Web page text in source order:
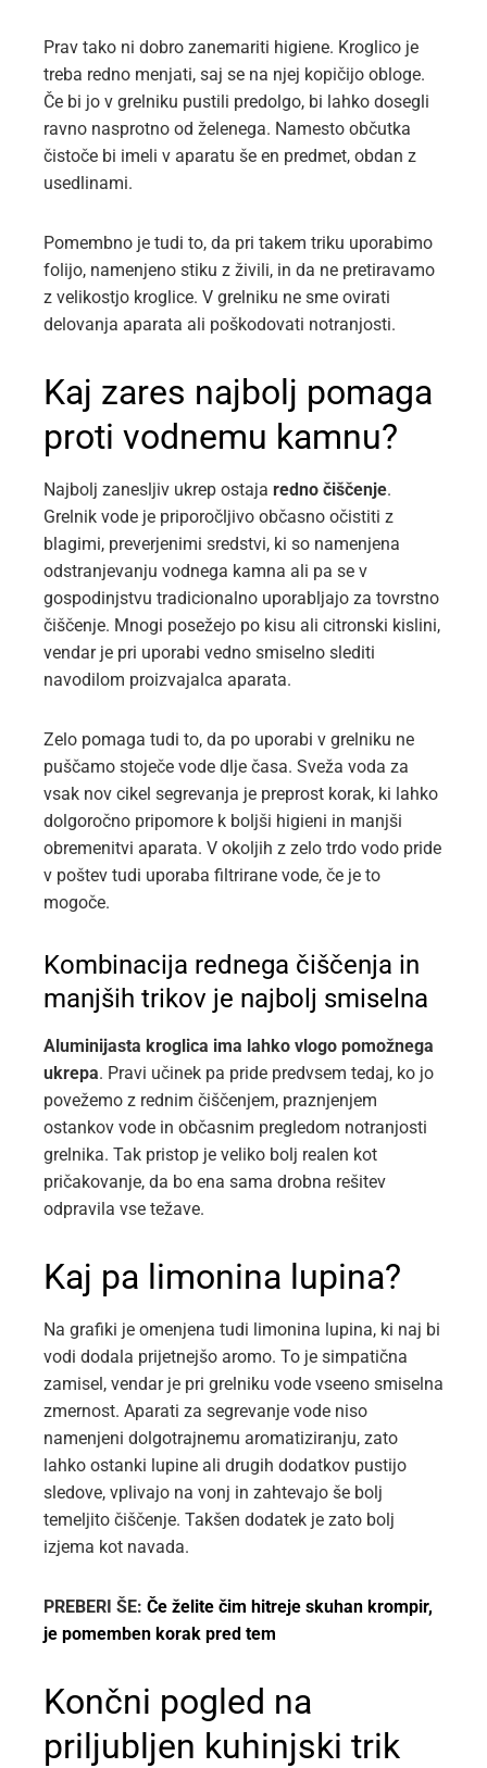
Prav tako ni dobro zanemariti higiene. Kroglico je
treba redno menjati, saj se na njej kopičijo obloge.
Če bi jo v grelniku pustili predolgo, bi lahko dosegli
ravno nasprotno od želenega. Namesto občutka
čistoče bi imeli v aparatu še en predmet, obdan z
usedlinami.
Pomembno je tudi to, da pri takem triku uporabimo
folijo, namenjeno stiku z živili, in da ne pretiravamo
z velikostjo kroglice. V grelniku ne sme ovirati
delovanja aparata ali poškodovati notranjosti.
Kaj zares najbolj pomaga
proti vodnemu kamnu?
Najbolj zanesljiv ukrep ostaja redno čiščenje.
Grelnik vode je priporočljivo občasno očistiti z
blagimi, preverjenimi sredstvi, ki so namenjena
odstranjevanju vodnega kamna ali pa se v
gospodinjstvu tradicionalno uporabljajo za tovrstno
čiščenje. Mnogi posežejo po kisu ali citronski kislini,
vendar je pri uporabi vedno smiselno slediti
navodilom proizvajalca aparata.
Zelo pomaga tudi to, da po uporabi v grelniku ne
puščamo stoječe vode dlje časa. Sveža voda za
vsak nov cikel segrevanja je preprost korak, ki lahko
dolgoročno pripomore k boljši higieni in manjši
obremenitvi aparata. V okoljih z zelo trdo vodo pride
v poštev tudi uporaba filtrirane vode, če je to
mogoče.
Kombinacija rednega čiščenja in
manjših trikov je najbolj smiselna
Aluminijasta kroglica ima lahko vlogo pomožnega
ukrepa. Pravi učinek pa pride predvsem tedaj, ko jo
povežemo z rednim čiščenjem, praznjenjem
ostankov vode in občasnim pregledom notranjosti
grelnika. Tak pristop je veliko bolj realen kot
pričakovanje, da bo ena sama drobna rešitev
odpravila vse težave.
Kaj pa limonina lupina?
Na grafiki je omenjena tudi limonina lupina, ki naj bi
vodi dodala prijetnejšo aromo. To je simpatična
zamisel, vendar je pri grelniku vode vseeno smiselna
zmernost. Aparati za segrevanje vode niso
namenjeni dolgotrajnemu aromatiziranju, zato
lahko ostanki lupine ali drugih dodatkov pustijo
sledove, vplivajo na vonj in zahtevajo še bolj
temeljito čiščenje. Takšen dodatek je zato bolj
izjema kot navada.
PREBERI ŠE: Če želite čim hitreje skuhan krompir,
je pomemben korak pred tem
Končni pogled na
priljubljen kuhinjski trik